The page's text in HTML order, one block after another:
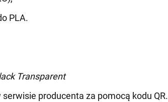
PLA.
Transparent
producenta za pomocą kodu QR.